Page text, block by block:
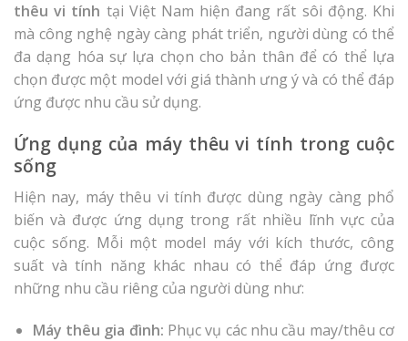
thêu vi tính tại Việt Nam hiện đang rất sôi động. Khi
mà công nghệ ngày càng phát triển, người dùng có thể
đa dạng hóa sự lựa chọn cho bản thân để có thể lựa
chọn được một model với giá thành ưng ý và có thể đáp
ứng được nhu cầu sử dụng.
Ứng dụng của máy thêu vi tính trong cuộc
sống
Hiện nay, máy thêu vi tính được dùng ngày càng phổ
biến và được ứng dụng trong rất nhiều lĩnh vực của
cuộc sống. Mỗi một model máy với kích thước, công
suất và tính năng khác nhau có thể đáp ứng được
những nhu cầu riêng của người dùng như:
Máy thêu gia đình: Phục vụ các nhu cầu may/thêu cơ